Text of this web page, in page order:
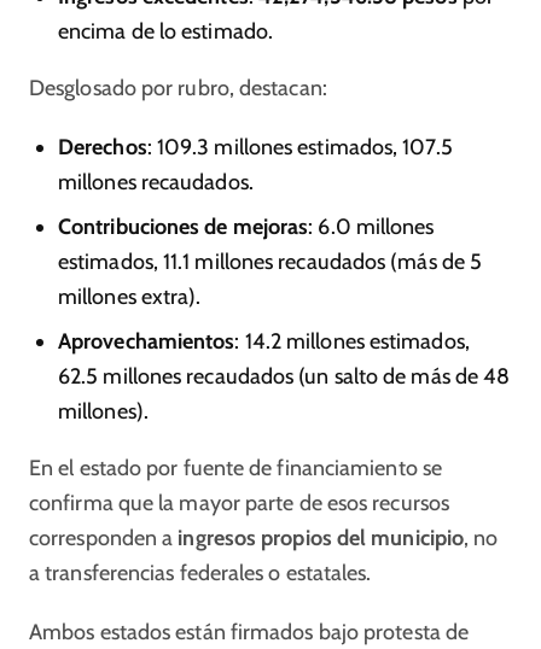
encima de lo estimado.
Desglosado por rubro, destacan:
Derechos: 109.3 millones estimados, 107.5
millones recaudados.
Contribuciones de mejoras: 6.0 millones
estimados, 11.1 millones recaudados (más de 5
millones extra).
Aprovechamientos: 14.2 millones estimados,
62.5 millones recaudados (un salto de más de 48
millones).
En el estado por fuente de financiamiento se
confirma que la mayor parte de esos recursos
corresponden a ingresos propios del municipio, no
a transferencias federales o estatales.
Ambos estados están firmados bajo protesta de